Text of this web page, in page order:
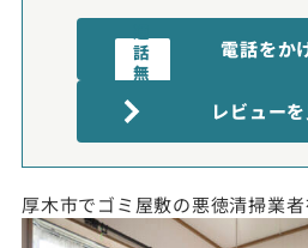
話
無
電話をか
電話受付時間:9〜20時
レビュー
厚木市でゴミ屋敷の悪徳清掃業